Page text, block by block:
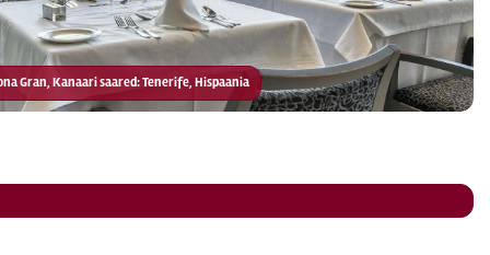
Gran, Kanaari saared: Tenerife, Hispaania